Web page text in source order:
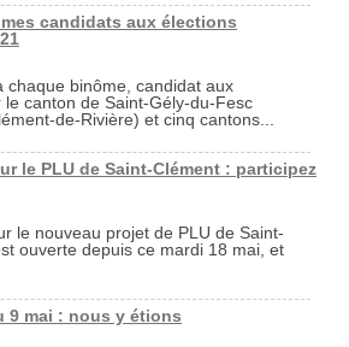
candidats aux élections
chaque binôme, candidat aux
canton de Saint-Gély-du-Fesc
de-Rivière) et cinq cantons...
le PLU de Saint-Clément : participez
le nouveau projet de PLU de Saint-
ouverte depuis ce mardi 18 mai, et
9 mai : nous y étions